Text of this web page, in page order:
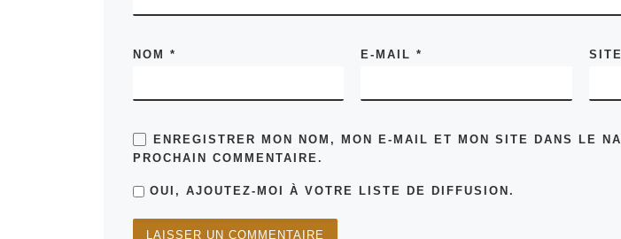
NOM * E-MAIL*
ENREGISTRER MON NOM, MON E-MAIL ET MON SITE DANS LE
PROCHAIN COMMENTAIRE.
OUI, AJOUTEZ-MOI À VOTRE LISTE DE DIFFUSION.